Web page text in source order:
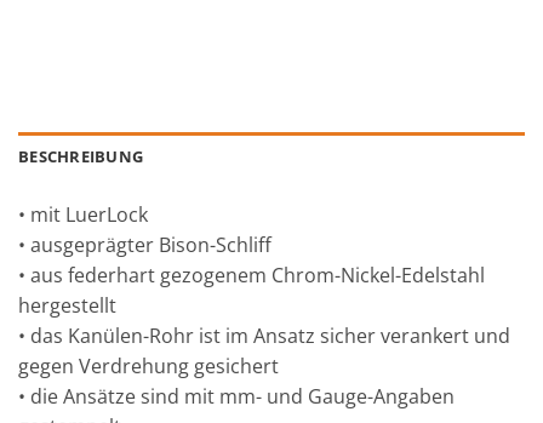
BESCHREIBUNG
• mit LuerLock
• ausgeprägter Bison-Schliff
• aus federhart gezogenem Chrom-Nickel-Edelstahl
hergestellt
• das Kanülen-Rohr ist im Ansatz sicher verankert und
gegen Verdrehung gesichert
• die Ansätze sind mit mm- und Gauge-Angaben